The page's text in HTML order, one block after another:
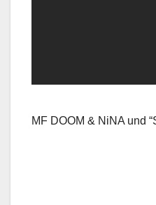
MF DOOM & NiNA und